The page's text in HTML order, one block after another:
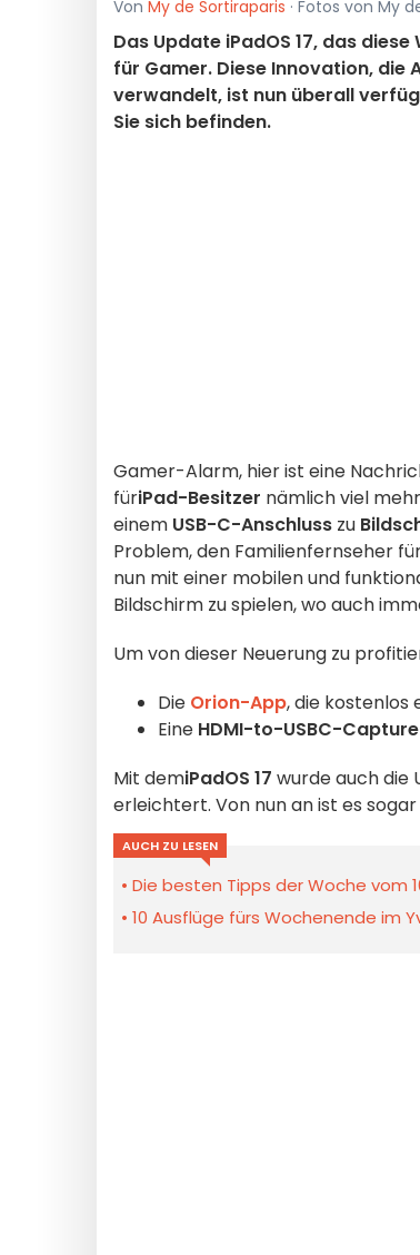
Von My de Sortiraparis · Fotos von My
Das Update iPadOS 17, das
für Gamer. Diese Innovation, die
verwandelt, ist nun überall
Sie sich befinden.
Gamer-Alarm, hier ist eine
füriPad-Besitzer nämlich viel
einem USB-C-Anschluss zu
Problem, den Familienfernseher
nun mit einer mobilen und
Bildschirm zu spielen, wo auch
Um von dieser Neuerung zu
Die Orion-App, die kostenlos
Eine HDMI-to-USBC-
Mit demiPadOS 17 wurde auch die
erleichtert. Von nun an ist es
AUCH ZU LESEN
Die besten Tipps der Woche vom
10 Ausflüge fürs Wochenende im